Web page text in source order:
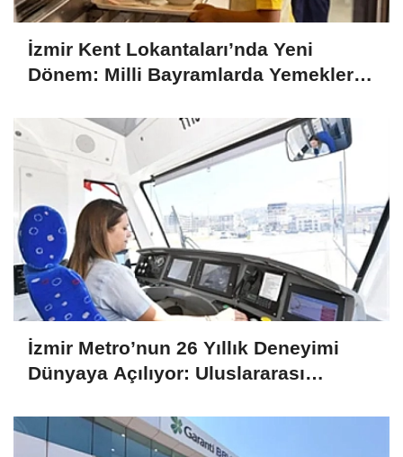
İzmir Kent Lokantaları’nda Yeni
Dönem: Milli Bayramlarda Yemekler
İzmir Metro’nun 26 Yıllık Deneyimi
Dünyaya Açılıyor: Uluslararası